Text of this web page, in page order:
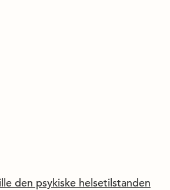
den psykiske helsetilstanden